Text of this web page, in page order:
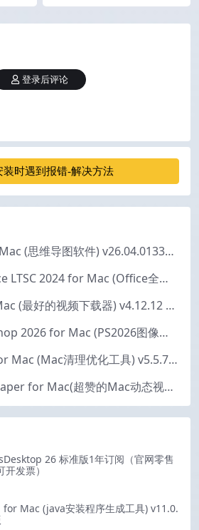
登录后评论
装时遇到报错-解决方法
Xmind Pro for Mac (思维导图软件) v26.04.01337 永久激活版
Microsoft Office LTSC 2024 for Mac (Office全家桶) v16.111.2 中文激活版
Downie 4 for Mac (最好的视频下载器) v4.12.12 激活版
Adobe Photoshop 2026 for Mac (PS2026图像编辑处理软件) v27.6.0 中文版
CleanMyMac for Mac (Mac清理优化工具) v5.5.7 激活版
Dynamic Wallpaper for Mac(超赞的Mac动态视频壁纸) v25.4 激活版
26 标准版1年订阅（官网零售
发票）
Mac (java安装程序生成工具) v11.0.